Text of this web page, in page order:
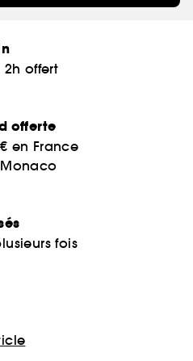
offert
offerte
en France
fois